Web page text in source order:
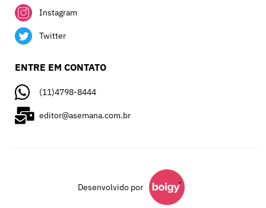
Instagram
Twitter
ENTRE EM CONTATO
(11)4798-8444
editor@asemana.com.br
Desenvolvido por